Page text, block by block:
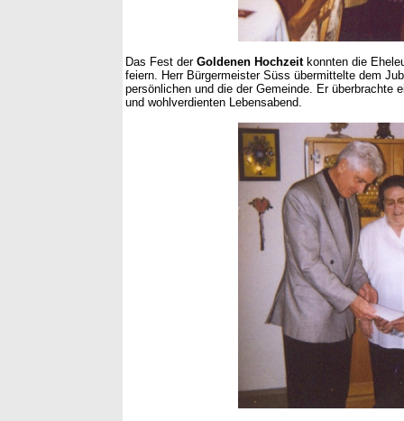
Das Fest der Goldenen Hochzeitkonnten die
feiern. Herr Bürgermeister Süss übermittelte dem
persönlichen und die der Gemeinde. Er überbrachte
und wohlverdienten Lebensabend.